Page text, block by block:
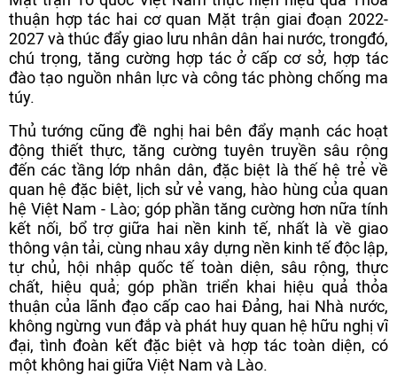
thuận hợp tác hai cơ quan Mặt trận giai đoạn 2022-
2027 và thúc đẩy giao lưu nhân dân hai nước, trongđó,
chú trọng, tăng cường hợp tác ở cấp cơ sở, hợp tác
đào tạo nguồn nhân lực và công tác phòng chống ma
túy.
Thủ tướng cũng đề nghị hai bên đẩy mạnh các hoạt
động thiết thực, tăng cường tuyên truyền sâu rộng
đến các tầng lớp nhân dân, đặc biệt là thế hệ trẻ về
quan hệ đặc biệt, lịch sử vẻ vang, hào hùng của quan
hệ Việt Nam - Lào; góp phần tăng cường hơn nữa tính
kết nối, bổ trợ giữa hai nền kinh tế, nhất là về giao
thông vận tải, cùng nhau xây dựng nền kinh tế độc lập,
tự chủ, hội nhập quốc tế toàn diện, sâu rộng, thực
chất, hiệu quả; góp phần triển khai hiệu quả thỏa
thuận của lãnh đạo cấp cao hai Đảng, hai Nhà nước,
không ngừng vun đắp và phát huy quan hệ hữu nghị vĩ
đại, tình đoàn kết đặc biệt và hợp tác toàn diện, có
một không hai giữa Việt Nam và Lào.